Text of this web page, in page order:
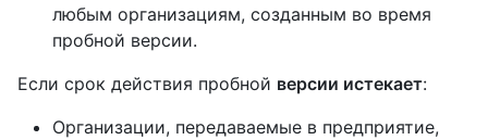
любым организациям, созданным во время
пробной версии.
Если срок действия пробной версии истекает:
Организации, передаваемые в предприятие,